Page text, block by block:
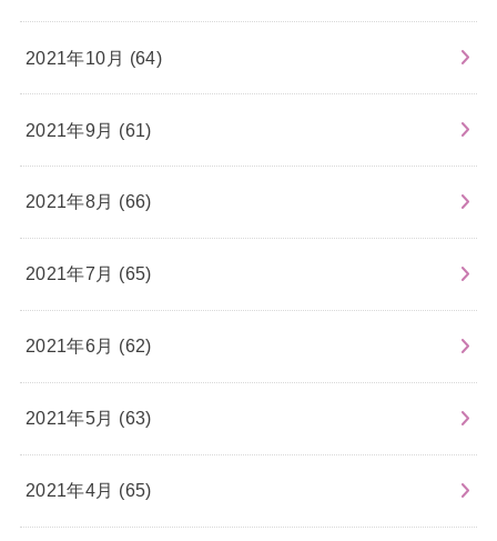
2021年10月 (64)
2021年9月 (61)
2021年8月 (66)
2021年7月 (65)
2021年6月 (62)
2021年5月 (63)
2021年4月 (65)